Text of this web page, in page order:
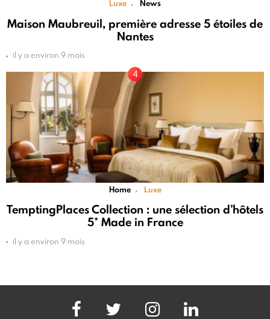
Luxe , News
Maison Maubreuil, première adresse 5 étoiles de
Nantes
il y a environ 9 mois
Home , Luxe
TemptingPlaces Collection : une sélection d’hôtels
5* Made in France
il y a environ 9 mois